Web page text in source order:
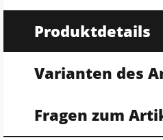
Produktdetails
Varianten des
Fragen zum